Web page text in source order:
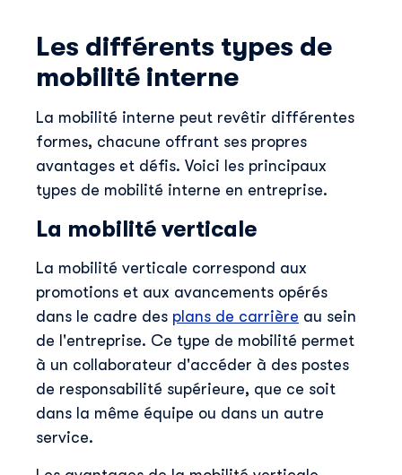
Les différents types de
mobilité interne
La mobilité interne peut revêtir différentes
formes, chacune offrant ses propres
avantages et défis. Voici les principaux
types de mobilité interne en entreprise.
La mobilité verticale
La mobilité verticale correspond aux
promotions et aux avancements opérés
dans le cadre des plans de carrière au sein
de l'entreprise. Ce type de mobilité permet
à un collaborateur d'accéder à des postes
de responsabilité supérieure, que ce soit
dans la même équipe ou dans un autre
service.